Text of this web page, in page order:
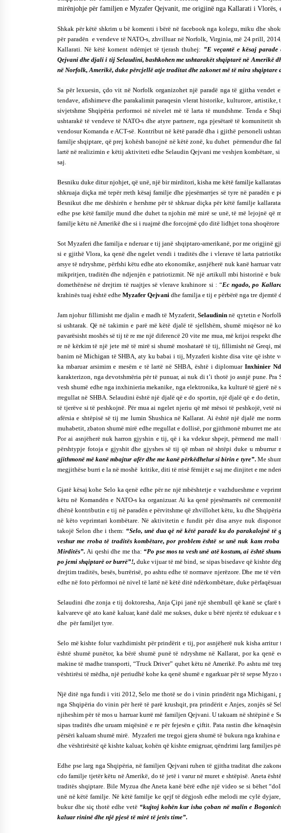
Mbi kockat e martirëve ngrihet
17/10/2025
Gazeta
KOMBËTARE PËR RINDËRTIMIN E
VENDIT – NGA ÇIZE XHAFERAJ
MIA PËR
mirënjohje për familjen e Myzafer Qejvanit, me origjinë nga Kallarati i Vlorës,
Shkak për këtë shkrim u bë komenti i bërë në facebook nga kolegu, miku dhe
për paradën e vendeve të NATO-s, zhvilluar në Norfolk, Virginia, më 24 prill,
Kallarati. Në këtë koment ndëmjet të tjerash thuhej: ”E veçantë e kësaj
Qejvani dhe djali i tij Selaudini, bashkohen me ushtarakët shqiptarë në Amerikë
në Norfolk, Amerikë, duke përcjellë atje traditat dhe zakonet më të mira shqiptare
Sa për lexuesin, çdo vit në Norfolk organizohet një paradë nga të gjitha vendet
tendave, afishimeve dhe parakalimit paraqesin vlerathistorike, kulturore, artistike,
sivjetshme Shqipëriaperformoi në nivelet më të larta të mundshme. Tenda e
ushtarakë të vendeve të NATO-s dhe atyre partnere, nga pjesëtarë të komunitetit
vendosur Komanda e ACT-së. Kontribut në këtë paradë dha i gjithë personeli
familje shqiptare, që prej kohësh banojnë në këtë zonë, ku duhet përmendur dhe
lartë në realizimin e këtij aktiviteti edhe Selaudin Qejvani me veshjen kombëtare,
saj.
Besniku duke ditur njohjet, që unë, një bir mirditori, kisha me këtë familje
shkruaja diçka më tepër rreth kësaj familje dhe pjesëmarrjes së tyre në paradën e
Besnikut dhe me dëshirën e hershme për të shkruar diçka për këtë familje
edhe pse këtë familje mund dhe duhet ta njohin më mirë se unë, të më lejojnë që
familje këtu në Amerikë dhe si i ruajmë dhe forcojmë çdo ditë lidhjet tona
Sot Myzaferi dhe familja e nderuar e tij janë shqiptaro-amerikanë, por me origjinë
si e gjithë Vlora, ka qenë dhe ngelet vendi i traditës dhe i vlerave të larta
arsye të ndryshme, përfshi këtu edhe ato ekonomike, asnjëherë nuk kanë harruar
mikpritjen, traditën dhe ndjenjën e patriotizmit. Në një artikull mbi historinë e
domethënëse në drejtim të ruajtjes së vlerave krahinore si : “Ec ngado, po
krahinës tuaj është edhe Myzafer Qejvani dhe familja e tij e përbërë nga tre djemtë
Jam njohur fillimisht me djalin e madh të Myzaferit, Selaudininnë qytetin e
si ushtarak. Që në takimin e parë më këtë djalë të sjellshëm, shumë miqësor në
pavarësisht moshës së tij të re me një diferencë 20 vite me mua, më krijoi respekt
re në kërkim të një jete më të mirë si shumë moshatarë të tij, fillimisht në Greqi,
banim nëMichigan të SHBA, aty ku babai i tij, Myzaferi kishte disa vite që ishte
ka mbaruar arsimim e mesëm e të lartë në SHBA, është i diplomuarInxhinier
karakterizon, nga devotshmëria për të punuar, ai nuk di t’i thotë jo asnjë pune.
vesh shumë edhe nga inxhinieria mekanike, nga elektronika, ka kulturë të gjerë
rregullat në SHBA. Selaudini është një djalë që e do sportin, një djalë që e do
të tjerëve si të peshkojnë. Për mua ai ngelet njeriu që më mësoi të peshkojë,
afërsia e shtëpisë së tij me lumin Shushica në Kallarat. Ai është një djalë me
muhabetit, zbaton shumë mirë edhe rregullat e dollisë, por gjithmonë mburret me
Por ai asnjëherë nuk harron gjyshin e tij, që i ka vdekur shpejt, përmend me
përshtypje fotoja e gjyshit dhe gjyshes së tij që mban në shtëpi duke u mburrur
gjithmonë më kanë mbajtur afër dhe me kanë përkëdhelur si birin e tyre”.Me
megjithëse burri e la në moshë kritike, diti të rrisë fëmijët e saj me dinjitet e me
Gjatë kësaj kohe Selo ka qenë edhe për ne një mbështetje e vazhdueshme e
këtu në Komandën e NATO-s ka organizuar. Ai ka qenë pjesëmarrës në
dhënë kontributin e tij në paradën e përvitshme që zhvillohet këtu, ku dhe
në këto veprimtari kombëtare. Në aktivitetin e fundit për disa arsye nuk
takojë Selon dhe i them: “Selo, unë dua që në këtë paradë ku do parakalojnë të
veshur me rroba të traditës kombëtare, por problem është se unë nuk kam
Mirditës”.Ai qeshi dhe me tha: “Po pse mos ta vesh unë atë kostum, ai është
po jemi shqiptarë or burrë”!,duke vijuar të më bind, se sipas bisedave që kishte
drejtim traditës, besës, burrërisë, po ashtu edhe të normave njerëzore. Dhe me të
edhe në foto përformoi në nivel të lartë në këtë ditë ndërkombëtare, duke
Selaudini dhe zonja e tij doktoresha, Anja Çipi janë një shembull që kanë se çfarë
kalvareve që ato kanë kaluar, kanë dalë me sukses, duke u bërë njerëz të edukuar
dhe për familjet tyre.
Selo më kishte folur vazhdimisht për prindërit e tij, por asnjëherë nuk kisha
është shumë punëtor, ka bërë shumë punë të ndryshme në Kallarat, por ka
makine të madhe transporti, “Truck Driver” quhet këtu në Amerikë. Po ashtu më
vështirësi të mëdha, një periudhë kohe ka qenë shumë e ngarkuar për të sepse
Një ditë nga fundi i viti 2012, Selo me thotë se do i vinin prindërit nga Michigani,
nga Shqipëria do vinin për herë të parë krushqit, pra prindërit e Anjes, zonjës së
njiheshim për të mos u harruar kurrë më familjen Qejvani. U takuam në shtëpinë e
sipas traditës dhe uruam miqësinë e re për fejesën e çiftit. Pata rastin dhe
përsëri kaluam shumë mirë. Myzaferi me tregoi gjera shumë të bukura nga
dhe vështirësitë që kishte kaluar, kohën që kishte emigruar, qëndrimi larg familjes
Edhe pse larg nga Shqipëria, në familjen Qejvani ruhen të gjitha traditat dhe
cdo familje tjetër këtu në Amerikë, do të jetë i varur në muret e shtëpisë. Aneta
traditës shqiptare. Bile Myzua dhe Aneta kanë bërë edhe një video se si bëhet
unë në këtë familje. Në këtë familje ke qejf të dëgjosh edhe melodi me cylë
bukur dhe siç thotë edhe vetë “kujtoj kohën kur isha çoban në malin e
kaluar rininë dhe një pjesë të mirë të jetës time”.